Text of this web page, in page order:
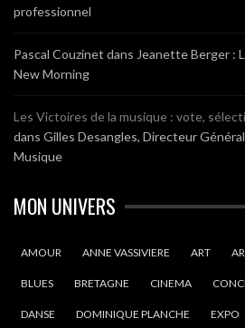
professionnel
Pascal Couzinet dans Jeanette Berger :
New Morning
Les Victoires de la musique : vote,
dans Gilles Desangles, Directeur
Musique
MON UNIVERS
AMOUR ANNE VASSIVIERE ART
BLUES BRETAGNE CINEMA
DANSE DOMINIQUE PLANCHE EXPO